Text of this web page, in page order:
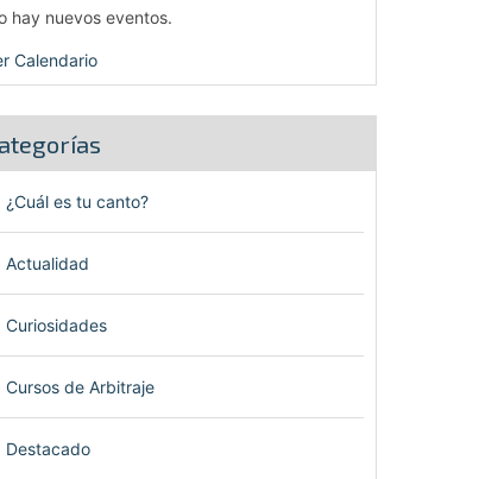
hay nuevos eventos.
Calendario
¿Cuál es tu canto?
Actualidad
Curiosidades
Cursos de Arbitraje
Destacado